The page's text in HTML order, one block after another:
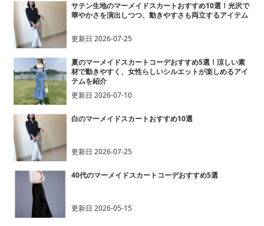
サテン生地のマーメイドスカートおすすめ10選！光沢で
華やかさを演出しつつ、動きやすさも両立するアイテム
更新日 2026-07-25
夏のマーメイドスカートコーデおすすめ5選！涼しい素
材で動きやすく、女性らしいシルエットが楽しめるアイ
テムを紹介
更新日 2026-07-10
白のマーメイドスカートおすすめ10選
更新日 2026-07-25
40代のマーメイドスカートコーデおすすめ5選
更新日 2026-05-15